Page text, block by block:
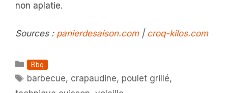
non aplatie.
Sources : panierdesaison.com| croq-kilos.com
Catégories
Bbq
Étiquettes
barbecue, crapaudine, poulet grillé,